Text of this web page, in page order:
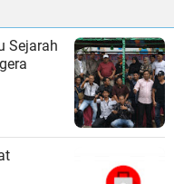
Sejarah